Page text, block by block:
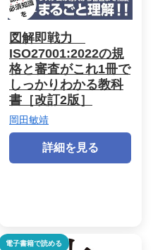
図解即戦力
ISO27001:2022の規
格と審査がこれ1冊で
しっかりわかる教科
書［改訂2版］
岡田敏靖
詳細を見る
電子書籍で読める